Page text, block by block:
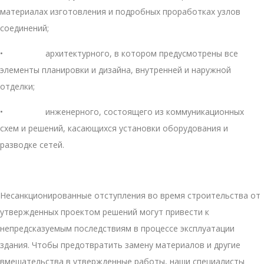
материалах изготовления и подробных проработках узлов
соединений;
• архитектурного, в котором предусмотрены все
элементы планировки и дизайна, внутренней и наружной
отделки;
• инженерного, состоящего из коммуникационных
схем и решений, касающихся установки оборудования и
разводке сетей.
Несанкционированные отступления во время строительства от
утвержденных проектом решений могут привести к
непредсказуемым последствиям в процессе эксплуатации
здания. Чтобы предотвратить замену материалов и другие
вмешательства в утвержденные работы, наши специалисты